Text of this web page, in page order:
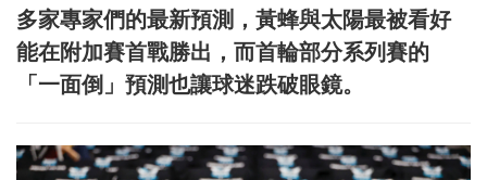
多家專家們的最新預測，黃蜂與太陽最被看好
能在附加賽首戰勝出，而首輪部分系列賽的
「一面倒」預測也讓球迷跌破眼鏡。